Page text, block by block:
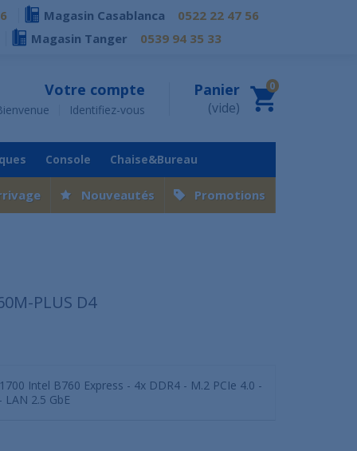
Magasin Casablanca
0522 22 47 56
Magasin Tanger 0539 94 35 33
Panier
(vide)
0
Votre compte
Identifiez-vous
Promotions
Nouveautés
Console Chaise&Bureau
PLUS D4
Intel B760 Express - 4x DDR4 - M.2 PCIe 4.0 -
LAN 2.5 GbE